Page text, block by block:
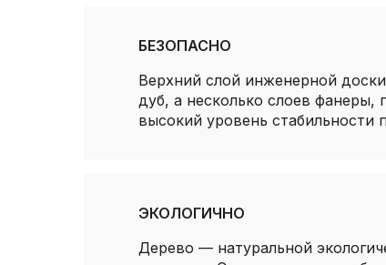
Дерево — натуральной
ЭКОЛОГИЧНО
Верхний слой инженерной
дуб, а несколько слоев фанеры,
высокий уровень стабильности
БЕЗОПАСНО